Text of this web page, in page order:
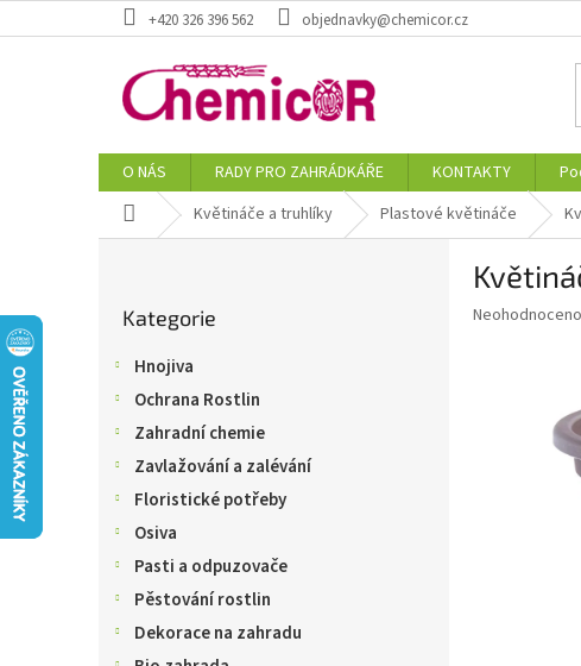
na
+420 326 396 562 objednavky@chemicor.cz
O NÁS RADY PRO ZAHRÁDKÁŘE KONTAKTY
Domů Květináče a truhlíky Plastové květináče
kategorie
Kategorie
Hnojiva
Ochrana Rostlin
Zahradní chemie
Zavlažování a zalévání
Floristické potřeby
Osiva
Pasti a odpuzovače
Pěstování rostlin
Dekorace na zahradu
Průměrné
Neohodnoceno